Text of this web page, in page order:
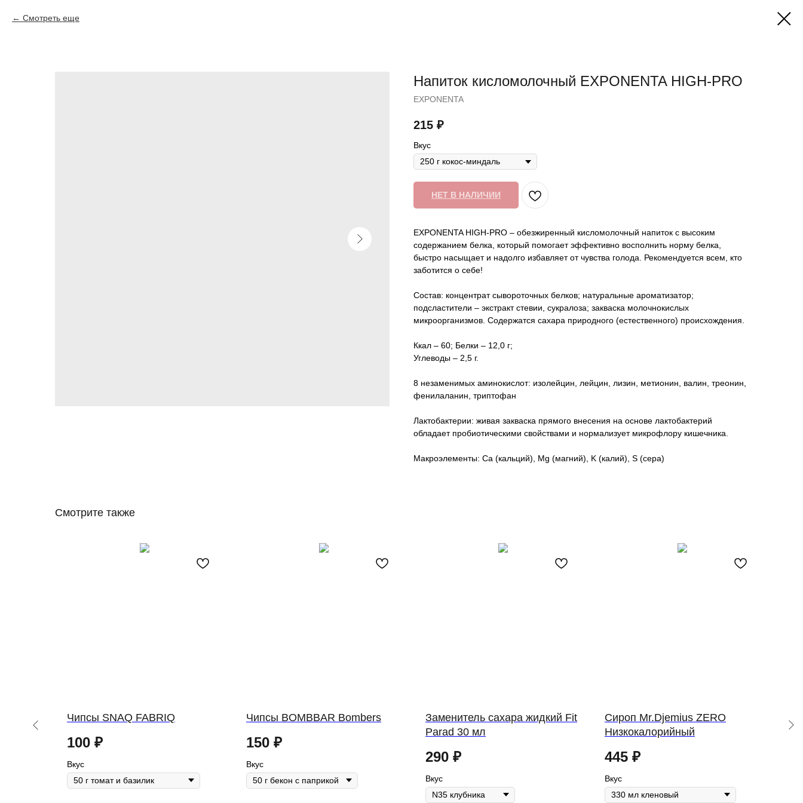
Смотреть еще
Напиток кисломолочный EXPONENTA HIGH-PRO
EXPONENTA
215 ₽
Вкус
НЕТ В НАЛИЧИИ
EXPONENTA HIGH-PRO – обезжиренный кисломолочный напиток с высоким
содержанием белка, который помогает эффективно восполнить норму белка,
быстро насыщает и надолго избавляет от чувства голода. Рекомендуется всем, кто
заботится о себе!
Состав: концентрат сывороточных белков; натуральные ароматизатор;
подсластители – экстракт стевии, сукралоза; закваска молочнокислых
микроорганизмов. Содержатся сахара природного (естественного) происхождения.
Ккал – 60; Белки – 12,0 г;
Углеводы – 2,5 г.
8 незаменимых аминокислот: изолейцин, лейцин, лизин, метионин, валин, треонин,
фенилаланин, триптофан
Лактобактерии: живая закваска прямого внесения на основе лактобактерий
обладает пробиотическими свойствами и нормализует микрофлору кишечника.
Макроэлементы: Ca (кальций), Mg (магний), K (калий), S (сера)
Смотрите также
Чипсы SNAQ FABRIQ
100 ₽
Вкус
Чипсы BOMBBAR Bombers
150 ₽
Вкус
Заменитель сахара жидкий Fit
Parad 30 мл
290 ₽
Вкус
Сироп Mr.Djemius ZERO
Низкокалорийный
445 ₽
Вкус